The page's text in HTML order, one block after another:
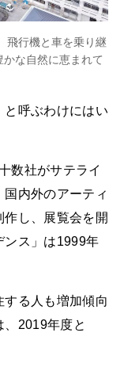
飛行機と車を乗り継
な自然に恵まれて
と呼ぶわけにはい
数社がサテライ
国内外のアーティ
作し、展覧会を開
ンス」は1999年
る人も増加傾向
、2019年度と